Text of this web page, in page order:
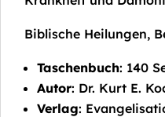
Biblische Heilungen,
Taschenbuch: 140
Autor: Dr. Kurt E.
Verlag: